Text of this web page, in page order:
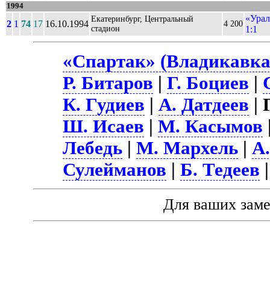
1994
2 1 74 17 16.10.1994 Екатеринбург, Центральный
стадион
4 200
1:1
«Спартак»
Р. Битаров |Г. Боциев |
К. Гудиев |А. Датдеев |
Ш. Исаев |М. Касымов
Лебедь |М. Мархель |
Сулейманов |Б. Тедеев
Для ваших